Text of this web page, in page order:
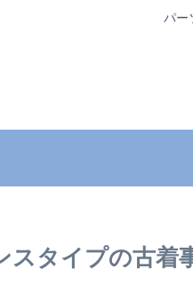
パー
スタイプの古着